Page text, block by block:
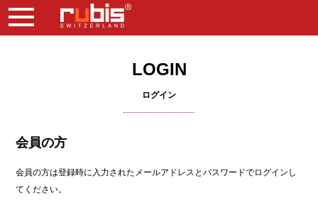
LOGIN
ログイン
会員の方
会員の方は登録時に入力されたメールアドレスとパスワードでログインし
てください。